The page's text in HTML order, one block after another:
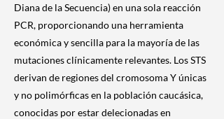
Diana de la Secuencia) en una sola reacción
PCR, proporcionando una herramienta
económica y sencilla para la mayoría de las
mutaciones clínicamente relevantes. Los STS
derivan de regiones del cromosoma Y únicas
y no polimórficas en la población caucásica,
conocidas por estar delecionadas en